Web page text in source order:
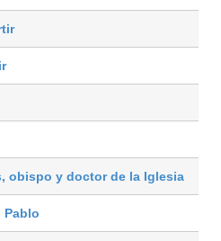
obispo y doctor de la Iglesia
Pablo